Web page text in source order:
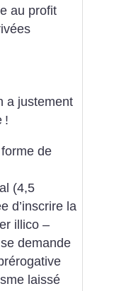
au profit
a justement
!
de
(4,5
d’inscrire la
illico –
demande
laissé